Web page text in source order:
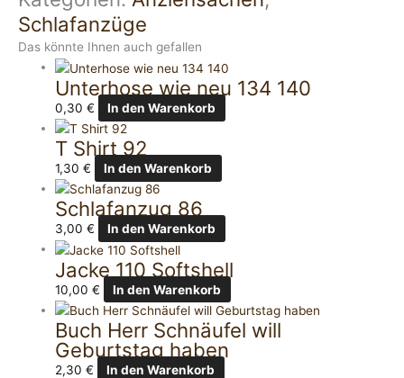
Schlafanzüge
Das könnte Ihnen auch gefallen
Unterhose wie neu 134 140
0,30€ In den Warenkorb
T Shirt 92
1,30€ In den Warenkorb
Schlafanzug 86
3,00€ In den Warenkorb
Jacke 110 Softshell
10,00€ In den Warenkorb
Buch Herr Schnäufel will
Geburtstag haben
2,30€ In den Warenkorb